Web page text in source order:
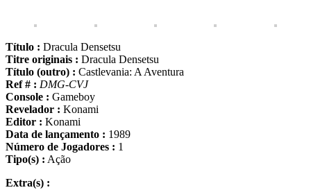
Título : Dracula Densetsu
Titre originais : Dracula Densetsu
Título (outro) : Castlevania: A Aventura
Ref # : DMG-CVJ
Console : Gameboy
Revelador : Konami
Editor : Konami
Data de lançamento : 1989
Número de Jogadores : 1
Tipo(s) : Ação
Extra(s) :